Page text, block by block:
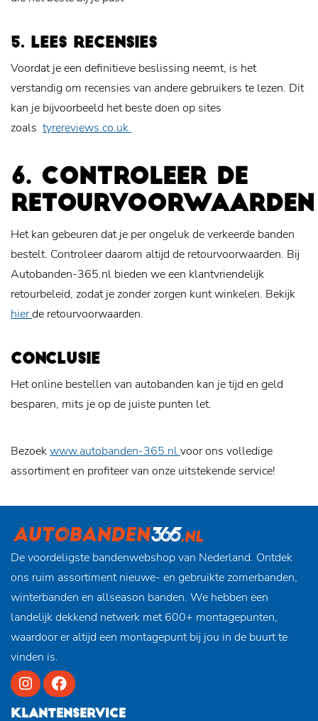
5. LEES RECENSIES
Voordat je een definitieve beslissing neemt, is het
verstandig om recensies van andere gebruikers te lezen. Dit
kan je bijvoorbeeld het beste doen op sites
zoals tyrereviews.co.uk
6. CONTROLEER DE
RETOURVOORWAARDEN
Het kan gebeuren dat je per ongeluk de verkeerde banden
bestelt. Controleer daarom altijd de retourvoorwaarden. Bij
Autobanden-365.nl bieden we een klantvriendelijk
retourbeleid, zodat je zonder zorgen kunt winkelen. Bekijk
hierde retourvoorwaarden.
CONCLUSIE
Het online bestellen van autobanden kan je tijd en geld
besparen, mits je op de juiste punten let.
Bezoekwww.autobanden-365.nlvoor ons volledige
assortiment en profiteer van onze uitstekende service!
De voordeligste bandenwebshop van Nederland. Ontdek
ons ruim assortiment nieuwe- en gebruikte zomerbanden,
winterbanden en allseason banden. We hebben een
landelijk dekkend netwerk met 600+ montagepunten,
waardoor er altijd een montagepunt bij jou in de buurt te
vinden is.
KLANTENSERVICE